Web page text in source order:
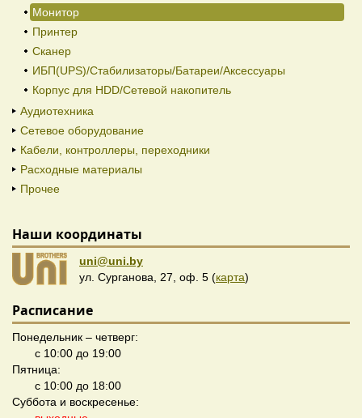
Монитор
Принтер
Сканер
ИБП(UPS)/Стабилизаторы/Батареи/Аксессуары
Корпус для HDD/Cетевой накопитель
Аудиотехника
Сетевое оборудование
Кабели, контроллеры, переходники
Расходные материалы
Прочее
Наши координаты
uni@uni.by
ул. Сурганова, 27, оф. 5 (карта)
Расписание
Понедельник – четверг:
с 10:00 до 19:00
Пятница:
с 10:00 до 18:00
Суббота и воскресенье: